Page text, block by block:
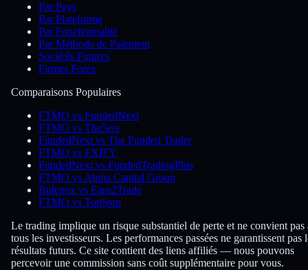
Par Pays
Par Plateforme
Par Fonctionnalité
Par Méthode de Paiement
Sociétés Futures
Firmes Forex
Comparaisons Populaires
FTMO vs FundedNext
FTMO vs The5ers
FundedNext vs The Funded Trader
FTMO vs FXIFY
FundedNext vs FundedTradingPlus
FTMO vs Alpha Capital Group
Bulenox vs Earn2Trade
FTMO vs TopStep
Le trading implique un risque substantiel de perte et ne convient pas
tous les investisseurs. Les performances passées ne garantissent pas
résultats futurs. Ce site contient des liens affiliés — nous pouvons
percevoir une commission sans coût supplémentaire pour vous.